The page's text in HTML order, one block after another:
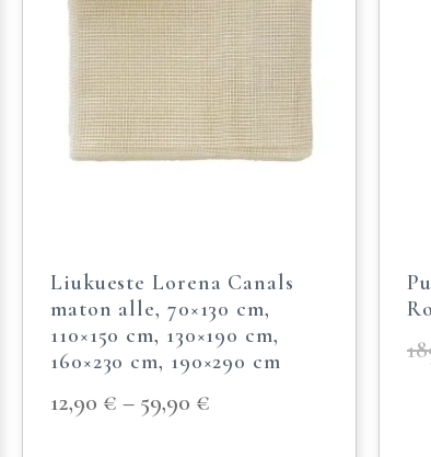
Liukueste Lorena Canals
maton alle, 70×130 cm,
110×150 cm, 130×190 cm,
160×230 cm, 190×290 cm
12,90 € – 59,90 €